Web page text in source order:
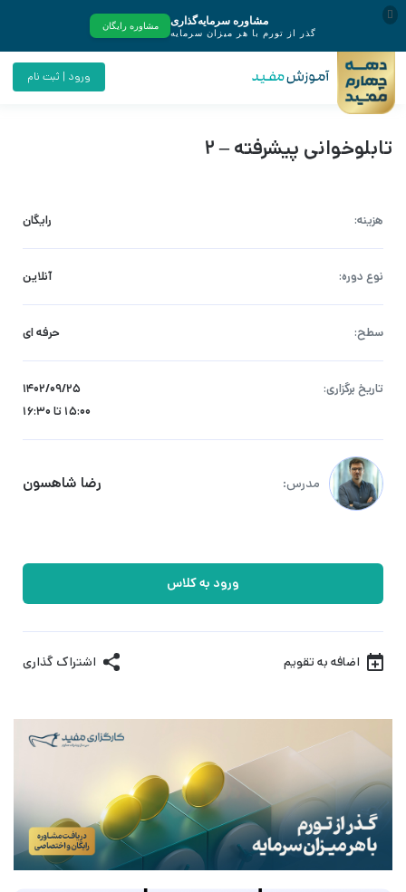
ورود | ثبت نام
تابلوخوانی پیشرفته – 2
هزینه: رایگان
نوع دوره: آنلاین
سطح: حرفه ای
تاریخ برگزاری:
۱۴۰۲/۰۹/۲۵
15:00 تا 16:30
مدرس: رضا شاهسون
ورود به کلاس
اضافه به تقویم اشتراک گذاری